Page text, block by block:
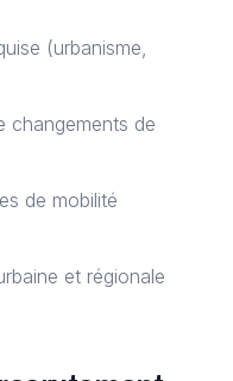
(urbanisme,
changements de
de mobilité
et régionale